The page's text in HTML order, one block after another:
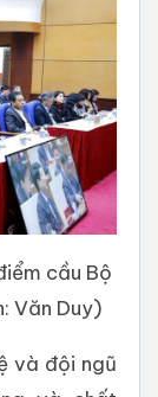
cầu Bộ
Văn Duy)
và đội ngũ